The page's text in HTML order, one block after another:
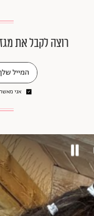
רוצה לקבל את
אני